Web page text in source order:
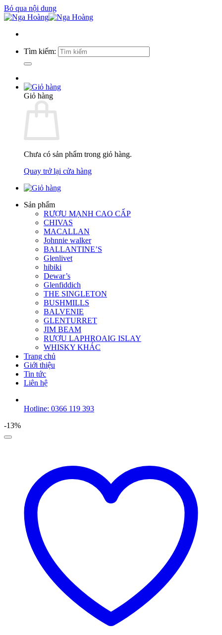
Bỏ qua nội dung
Tìm kiếm:
Giỏ hàng
Chưa có sản phẩm trong giỏ hàng.
Quay trở lại cửa hàng
Sản phẩm
RƯỢU MẠNH CAO CẤP
CHIVAS
MACALLAN
Johnnie walker
BALLANTINE’S
Glenlivet
hibiki
Dewar’s
Glenfiddich
THE SINGLETON
BUSHMILLS
BALVENIE
GLENTURRET
JIM BEAM
RƯỢU LAPHROAIG ISLAY
WHISKY KHÁC
Trang chủ
Giới thiệu
Tin tức
Liên hệ
Hotline: 0366 119 393
-13%